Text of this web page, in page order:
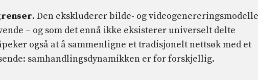
. Den ekskluderer bilde- og
– og som det ennå ikke eksisterer universelt delte
også at å sammenligne et tradisjonelt nettsøk med et
samhandlingsdynamikken er for forskjellig.